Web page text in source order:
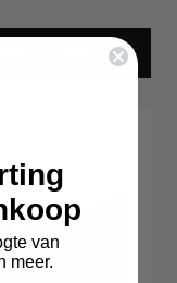
van
meer.